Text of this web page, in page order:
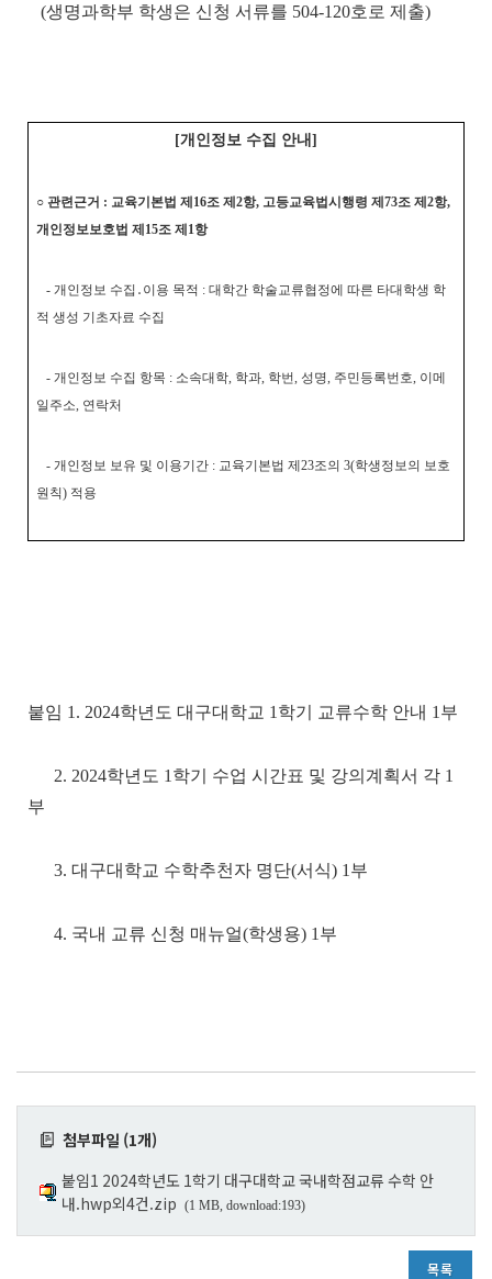
(생명과학부 학생은 신청 서류를 504-120호로 제출)
[개인정보 수집 안내]
○ 관련근거 : 교육기본법 제16조 제2항, 고등교육법시행령 제73조 제2항,
개인정보보호법 제15조 제1항
- 개인정보 수집․이용 목적 : 대학간 학술교류협정에 따른 타대학생 학
적 생성 기초자료 수집
- 개인정보 수집 항목 : 소속대학, 학과, 학번, 성명, 주민등록번호, 이메
일주소, 연락처
- 개인정보 보유 및 이용기간 : 교육기본법 제23조의 3(학생정보의 보호
원칙) 적용
붙임 1. 2024학년도 대구대학교 1학기 교류수학 안내 1부
2. 2024학년도 1학기 수업 시간표 및 강의계획서 각 1
부
3. 대구대학교 수학추천자 명단(서식) 1부
4. 국내 교류 신청 매뉴얼(학생용) 1부
첨부파일 (1개)
붙임1 2024학년도 1학기 대구대학교 국내학점교류 수학 안
내.hwp외4건.zip (1 MB, download:193)
목록